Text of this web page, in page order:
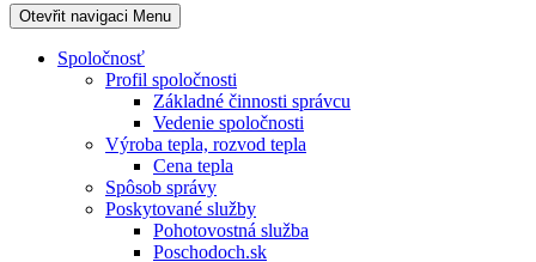
Otevřit navigaci Menu
Spoločnosť
Profil spoločnosti
Základné činnosti správcu
Vedenie spoločnosti
Výroba tepla, rozvod tepla
Cena tepla
Spôsob správy
Poskytované služby
Pohotovostná služba
Poschodoch.sk